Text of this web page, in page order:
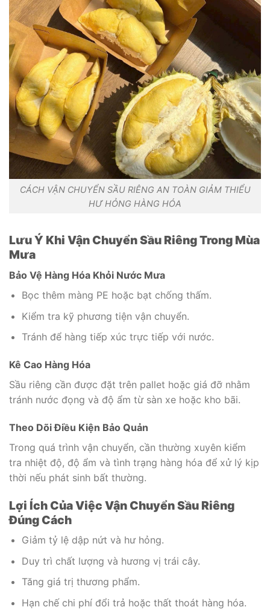
CÁCH VẬN CHUYỂN SẦU RIÊNG AN TOÀN GIẢM THIỂU
HƯ HỎNG HÀNG HÓA
Lưu Ý Khi Vận Chuyển Sầu Riêng Trong Mùa
Mưa
Bảo Vệ Hàng Hóa Khỏi Nước Mưa
Bọc thêm màng PE hoặc bạt chống thấm.
Kiểm tra kỹ phương tiện vận chuyển.
Tránh để hàng tiếp xúc trực tiếp với nước.
Kê Cao Hàng Hóa
Sầu riêng cần được đặt trên pallet hoặc giá đỡ nhằm
tránh nước đọng và độ ẩm từ sàn xe hoặc kho bãi.
Theo Dõi Điều Kiện Bảo Quản
Trong quá trình vận chuyển, cần thường xuyên kiểm
tra nhiệt độ, độ ẩm và tình trạng hàng hóa để xử lý kịp
thời nếu phát sinh bất thường.
Lợi Ích Của Việc Vận Chuyển Sầu Riêng
Đúng Cách
Giảm tỷ lệ dập nứt và hư hỏng.
Duy trì chất lượng và hương vị trái cây.
Tăng giá trị thương phẩm.
Hạn chế chi phí đổi trả hoặc thất thoát hàng hóa.